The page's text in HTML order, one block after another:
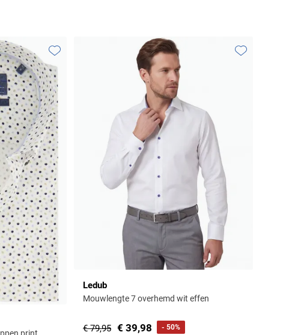
Toevoegen aan favorieten
Ledub
Mouwlengte 7 overhemd wit effen
€ 79,95 € 39,98 - 50%